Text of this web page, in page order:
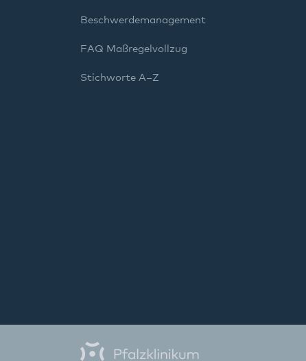
Beschwerdemanagement
FAQ Maßregelvollzug
Stichworte A–Z